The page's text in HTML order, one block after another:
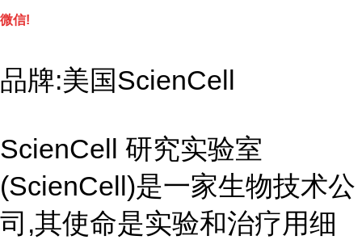
微信!
品牌:美国ScienCell
ScienCell 研究实验室
(ScienCell)是一家生物技术公
司,其使命是实验和治疗用细